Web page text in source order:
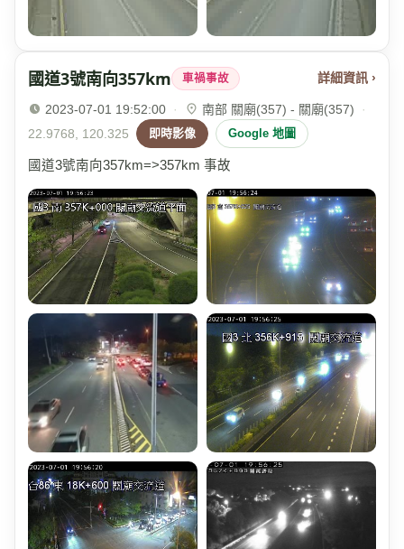
國道3號南向357km 車禍事故 詳細資訊 ›
2023-07-01 19:52:00 · 南部 關廟(357) - 關廟(357)
·
22.9768, 120.325
即時影像 Google 地圖
國道3號南向357km=>357km 事故